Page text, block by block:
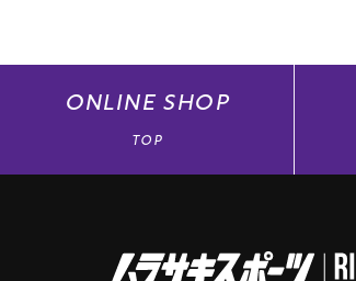
ONLINE SHOP
TOP